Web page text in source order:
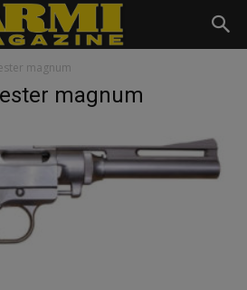
magnum
magnum